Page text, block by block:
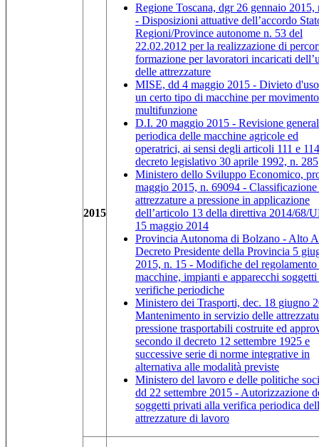
2015
Regione Toscana, dgr 26 gennaio 2015,
- Disposizioni attuative dell’accordo
Regioni/Province autonome n. 53 del
22.02.2012 per la realizzazione di
formazione per lavoratori incaricati
delle attrezzature
MISE, dd 4 maggio 2015 - Divieto
un certo tipo di macchine per
multifunzione
D.I. 20 maggio 2015 - Revisione
periodica delle macchine agricole ed
operatrici, ai sensi degli articoli 111 e
decreto legislativo 30 aprile 1992, n. 285
Ministero dello Sviluppo Economico,
maggio 2015, n. 69094 -
attrezzature a pressione in applicazione
dell’articolo 13 della direttiva 2014/68/
15 maggio 2014
Provincia Autonoma di Bolzano - Alto
Decreto Presidente della Provincia 5
2015, n. 15 - Modifiche del regolamento
macchine, impianti e apparecchi soggetti
verifiche periodiche
Ministero dei Trasporti, dec. 18 giugno
Mantenimento in servizio delle
pressione trasportabili costruite ed
secondo il decreto 12 settembre 1925 e
successive serie di norme integrative in
alternativa alle modalità previste
Ministero del lavoro e delle politiche
dd 22 settembre 2015 - Autorizzazione
soggetti privati alla verifica periodica
attrezzature di lavoro